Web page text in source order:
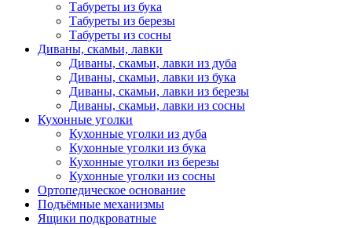
Табуреты из бука
Табуреты из березы
Табуреты из сосны
Диваны, скамьи, лавки
Диваны, скамьи, лавки из дуба
Диваны, скамьи, лавки из бука
Диваны, скамьи, лавки из березы
Диваны, скамьи, лавки из сосны
Кухонные уголки
Кухонные уголки из дуба
Кухонные уголки из бука
Кухонные уголки из березы
Кухонные уголки из сосны
Ортопедическое основание
Подъёмные механизмы
Ящики подкроватные